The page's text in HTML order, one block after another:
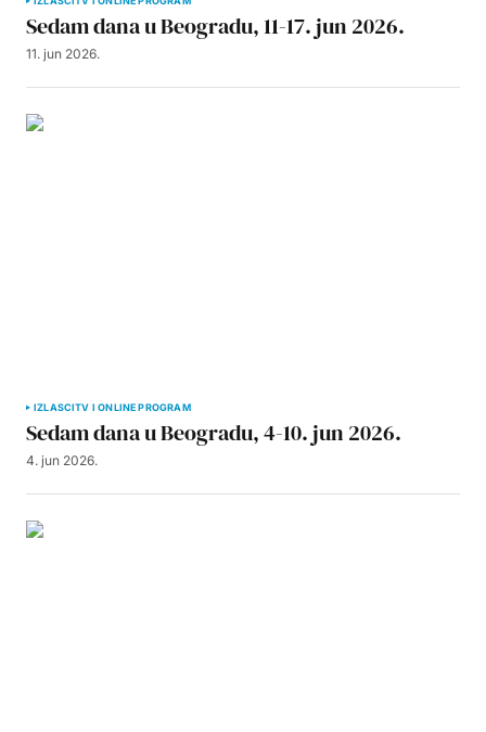
Sedam dana u Beogradu, 11-17. jun 2026.
11. jun 2026.
IZLASCITV I ONLINE PROGRAM
Sedam dana u Beogradu, 4-10. jun 2026.
4. jun 2026.